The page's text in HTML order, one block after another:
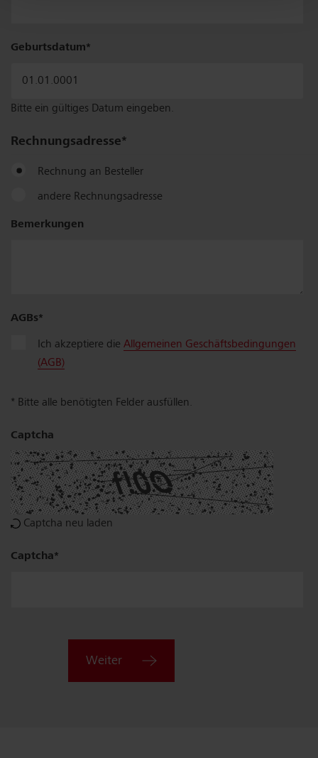
Geburtsdatum
Bitte ein gültiges Datum eingeben.
Rechnungs­adresse
Rechnung an Besteller
andere Rechnungsadresse
Firma
Zusatz
Nr.
Ort
Bemerkungen
AGBs
Ich akzeptiere dieAllgemeinen Geschäftsbedingungen
(AGB)
* Bitte alle benötigten Felder ausfüllen.
Captcha
Captcha neu laden
Captcha
Weiter